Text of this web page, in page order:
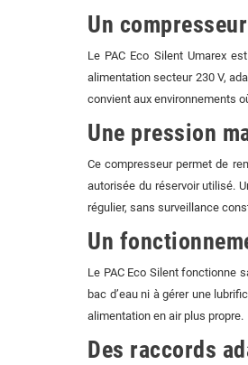
Un
Le PAC Eco Silent Umarex
alimentation secteur 230 V,
convient aux environnements
Une pression
Ce compresseur permet de
autorisée du réservoir utilisé.
régulier, sans surveillance
Un
Le PAC Eco Silent fonctionne
bac d’eau ni à gérer une
alimentation en air plus propre.
Des raccords